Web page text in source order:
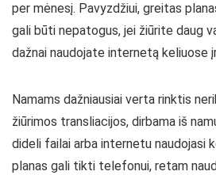
per mėnesį. Pavyzdžiui, greitas
gali būti nepatogus, jei žiūrite daug
dažnai naudojate internetą keliuose
Namams dažniausiai verta rinktis
žiūrimos transliacijos, dirbama iš
dideli failai arba internetu naudojasi
planas gali tikti telefonui, retam